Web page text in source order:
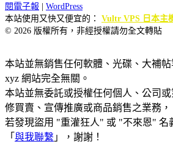
閱電子報
WordPress
本站使用又快又便宜的： Vultr VPS 日本主
© 2026 版權所有，非經授權請勿全文轉貼
本站並無銷售任何軟體、光碟、大補
xyz 網站完全無關。
本站並無委託或授權任何個人、公司
修買賣、宣傳推廣或商品銷售之業務，
若發現盜用 "重灌狂人" 或 "不來恩" 名
「 與我聯繫 」，謝謝！